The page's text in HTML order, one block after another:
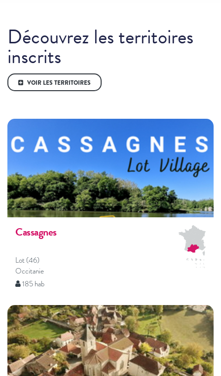
Découvrez les territoires
inscrits
VOIR LES TERRITOIRES
Cassagnes
Lot (46)
Occitanie
185 hab